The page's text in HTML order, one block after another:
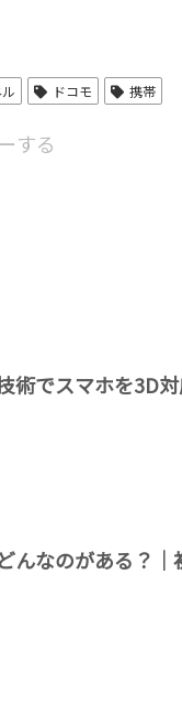
ドコモ 携帯
する
術でスマホを3D
んなのがある？｜